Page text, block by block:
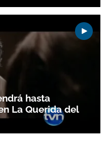
hasta
La Querida del